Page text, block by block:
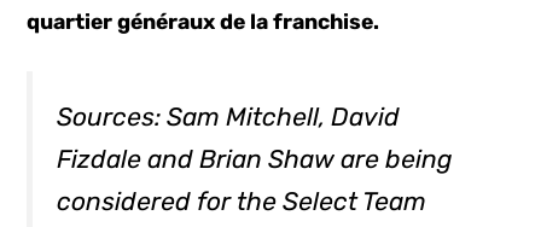
quartier généraux de la franchise.
Sources: Sam Mitchell, David
Fizdale and Brian Shaw are being
considered for the Select Team